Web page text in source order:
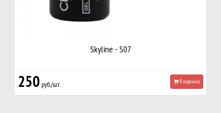
Skyline - S07
250 руб./шт. В корзину